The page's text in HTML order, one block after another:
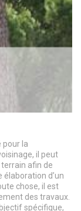
pour la
il peut
afin de
d’un
chose, il est
des travaux.
spécifique,